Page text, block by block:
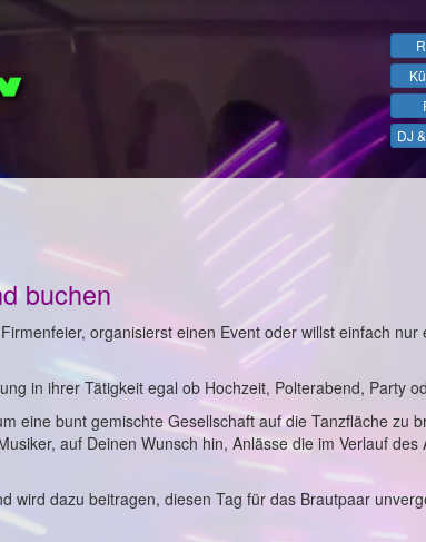
DJ
buchen
organisierst einen Event oder willst einfach nur
in ihrer Tätigkeit egal ob Hochzeit, Polterabend, Party
eine bunt gemischte Gesellschaft auf die Tanzfläche zu
auf Deinen Wunsch hin, Anlässe die im Verlauf des
wird dazu beitragen, diesen Tag für das Brautpaar